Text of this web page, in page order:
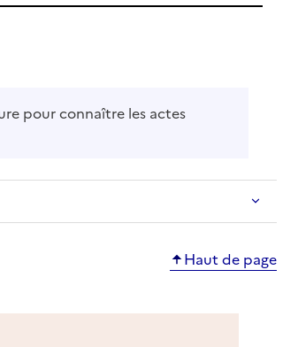
pour connaître les actes
Haut de page